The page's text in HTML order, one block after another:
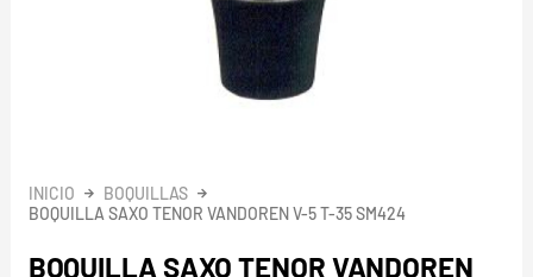
INICIO
BOQUILLAS
BOQUILLA SAXO TENOR VANDOREN V-5 T-35 SM424
BOQUILLA SAXO TENOR VANDOREN